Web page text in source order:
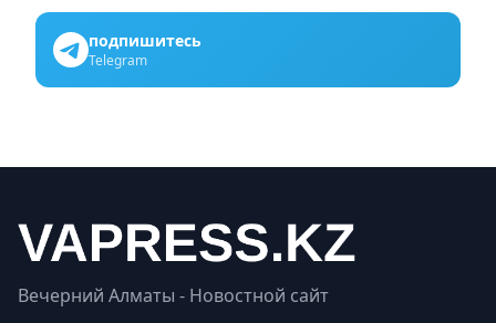
подпишитесь
Telegram
Вечерний Алматы - Новостной сайт